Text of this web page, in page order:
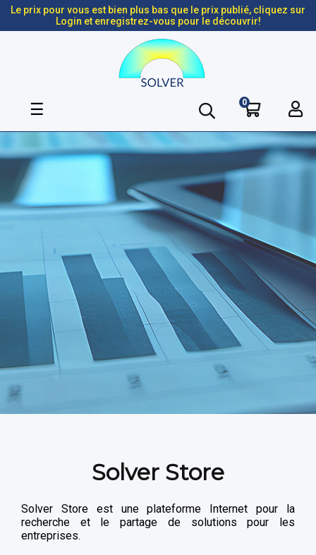
Le prix pour vous est bien plus bas que le prix publié, cliquez sur
Login et enregistrez-vous pour le découvrir!
Basculer
navigation
☰ 0
Solver Store
Solver Store est une plateforme Internet pour la
recherche et le partage de solutions pour les
entreprises.